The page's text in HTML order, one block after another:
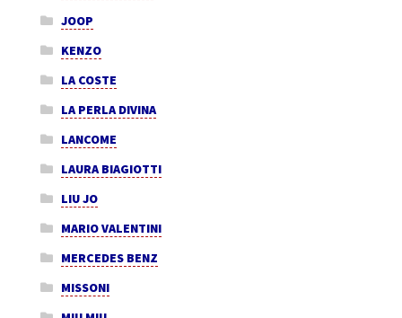
JOOP
KENZO
LA COSTE
LA PERLA DIVINA
LANCOME
LAURA BIAGIOTTI
LIU JO
MARIO VALENTINI
MERCEDES BENZ
MISSONI